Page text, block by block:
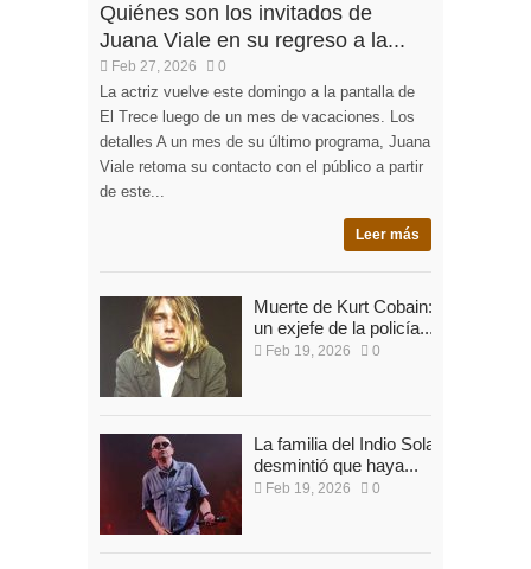
Quiénes son los invitados de
Juana Viale en su regreso a la...
Feb 27, 2026 0
La actriz vuelve este domingo a la pantalla de
El Trece luego de un mes de vacaciones. Los
detalles A un mes de su último programa, Juana
Viale retoma su contacto con el público a partir
de este...
Leer más
Muerte de Kurt Cobain:
un exjefe de la policía...
Feb 19, 2026 0
La familia del Indio Solari
desmintió que haya...
Feb 19, 2026 0